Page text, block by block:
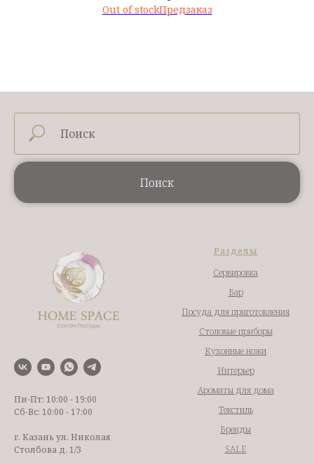
Out of stock
Поиск
Пн-Пт: 10:00 - 19:00
Сб-Вс: 10:00 - 17:00
г. Казань ул. Николая
Столбова д. 1/3
Разделы
Сервировка
Бар
Посуда для приготовления
Столовые приборы
Кухонные ножи
Интерьер
Ароматы для дома
Текстиль
Бренды
SALE